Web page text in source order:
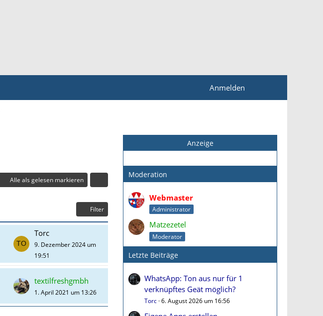
Anmelden
Alle als gelesen markieren
Filter
Torc
9. Dezember 2024 um
19:51
textilfreshgmbh
1. April 2021 um 13:26
Anzeige
Moderation
Webmaster
Administrator
Matzezetel
Moderator
Letzte Beiträge
WhatsApp: Ton aus nur für 1
verknüpftes Geät möglich?
Torc 6. August 2026 um 16:56